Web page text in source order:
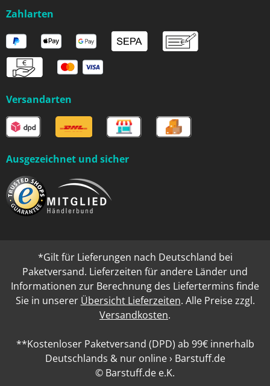
Zahlarten
Versandarten
Ausgezeichnet und sicher
*Gilt für Lieferungen nach Deutschland bei
Paketversand. Lieferzeiten für andere Länder und
Informationen zur Berechnung des Liefertermins finde
Sie in unserer Übersicht Lieferzeiten. Alle Preise zzgl.
Versandkosten.
**Kostenloser Paketversand (DPD) ab 99€ innerhalb
Deutschlands & nur online › Barstuff.de
© Barstuff.de e.K.